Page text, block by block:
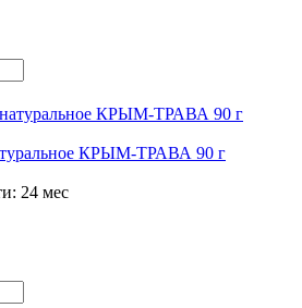
КРЫМ-ТРАВА 90 г
24 мес